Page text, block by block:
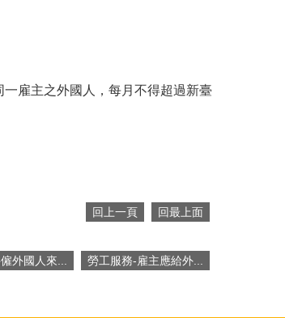
雇主之外國人，每月不得超過新臺
回上一頁 回最上面
外國人來... 勞工服務-雇主應給外...